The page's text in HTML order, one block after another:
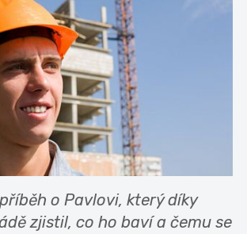
o Pavlovi, který díky
zjistil, co ho baví a čemu se